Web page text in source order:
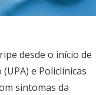
desde o início de
e Policlínicas
sintomas da